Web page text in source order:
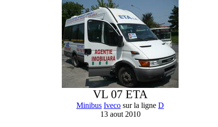
VL 07 ETA
Minibus Iveco sur la ligne D
13 aout 2010